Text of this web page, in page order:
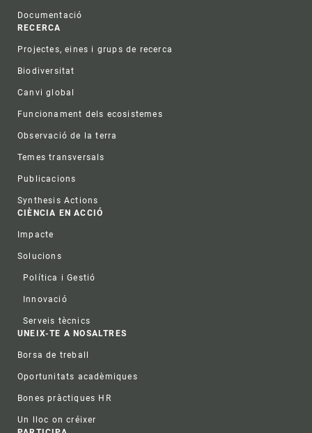
Documentació
RECERCA
Projectes, eines i grups de recerca
Biodiversitat
Canvi global
Funcionament dels ecosistemes
Observació de la terra
Temes transversals
Publicacions
Synthesis Actions
CIÈNCIA EN ACCIÓ
Impacte
Solucions
Política i Gestió
Innovació
Serveis tècnics
UNEIX-TE A NOSALTRES
Borsa de treball
Oportunitats acadèmiques
Bones pràctiques HR
Un lloc on créixer